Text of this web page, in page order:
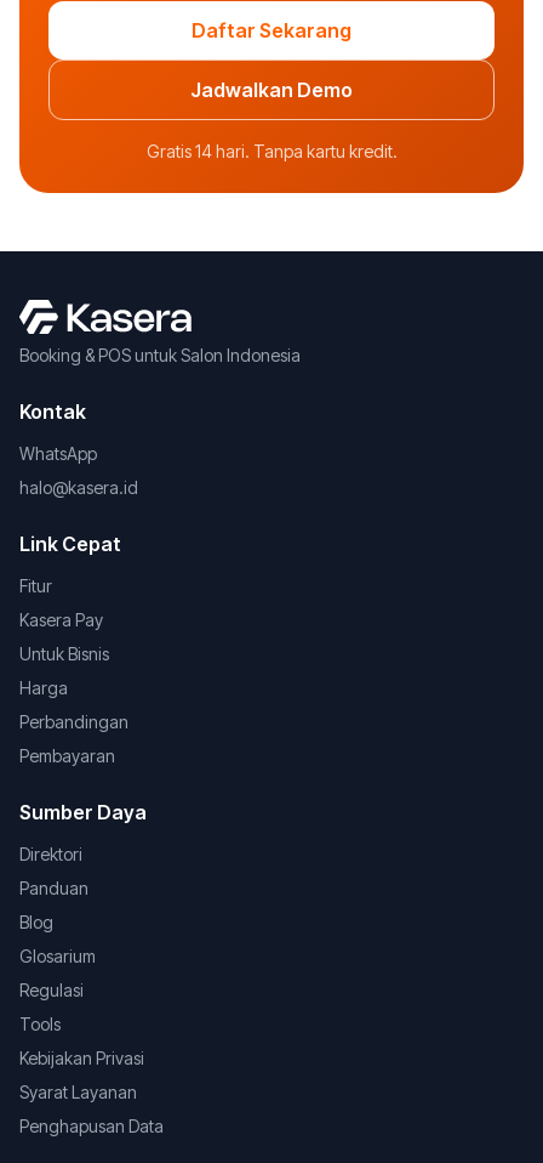
Daftar Sekarang
Jadwalkan Demo
Gratis 14 hari. Tanpa kartu kredit.
Booking & POS untuk Salon Indonesia
Kontak
WhatsApp
halo@kasera.id
Link Cepat
Fitur
Kasera Pay
Untuk Bisnis
Harga
Perbandingan
Pembayaran
Sumber Daya
Direktori
Panduan
Blog
Glosarium
Regulasi
Tools
Kebijakan Privasi
Syarat Layanan
Penghapusan Data